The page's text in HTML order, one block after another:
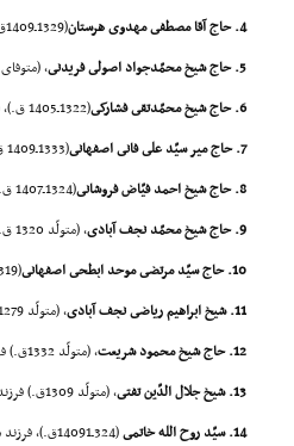
4. حاج آقا مصطفى مهدوى هرستان
(1329ـ1409ق.)، فرزند آقا سیّد مهدى معروف به بحر العطاء.
5. حاج شیخ محمّدجواد اصولى فریدنى
، (متوفاى 1375ق.) فرزند شیخ على اصغر.
6. حاج شیخ محمّدتقى فشارکى (1322ـ1405 ق.)، فرزند آخوند ملاّ محمّدحسین فشارکى.
7. حاج میر سیّد على فانى اصفهانى
(1333ـ1409 ق.)، فرزند حاج سیّد محمّدحسن فانى یزدى اصفهانى.
8. حاج شیخ احمد فیّاض فروشانى
(1324ـ1407 ق.)، فرزند ملاّ مصطفى.
9. حاج شیخ محمّد نجف آبادى ، (متولّد 1320 ق.).
10. حاج سیّد مرتضى موحد ابطحى اصفهانى (1319ـ1413 ق.)، فرزند سیّد على.
11. شیخ ابراهیم ریاضى نجف آبادى ، (متولّد 1279 ق.) فرزند محمّد.
12. حاج شیخ محمود شریعت ، (متولّد 1332ق.) فرزند جلال الدّین.
13. شیخ جلال الدّین تفتى ، (متولّد 1309ق.) فرزند شیخ محمّدهادى نصر آبادى.
14. سیّد روح الله خاتمى (324ـ14091ق.)، فرزند سیّد محمّدرضا اردکانى.